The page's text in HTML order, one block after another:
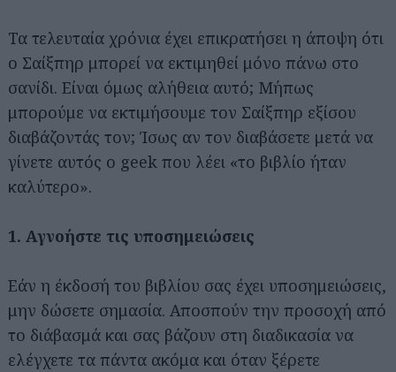
Τα τελευταία χρόνια έχει επικρατήσει η άποψη ότι
ο Σαίξπηρ μπορεί να εκτιμηθεί μόνο πάνω στο
σανίδι. Είναι όμως αλήθεια αυτό; Μήπως
μπορούμε να εκτιμήσουμε τον Σαίξπηρ εξίσου
διαβάζοντάς τον; Ίσως αν τον διαβάσετε μετά να
γίνετε αυτός ο geek που λέει «το βιβλίο ήταν
καλύτερο».
1. Αγνοήστε τις υποσημειώσεις
Εάν η έκδοσή του βιβλίου σας έχει υποσημειώσεις,
μην δώσετε σημασία. Αποσπούν την προσοχή από
το διάβασμά και σας βάζουν στη διαδικασία να
ελέγχετε τα πάντα ακόμα και όταν ξέρετε